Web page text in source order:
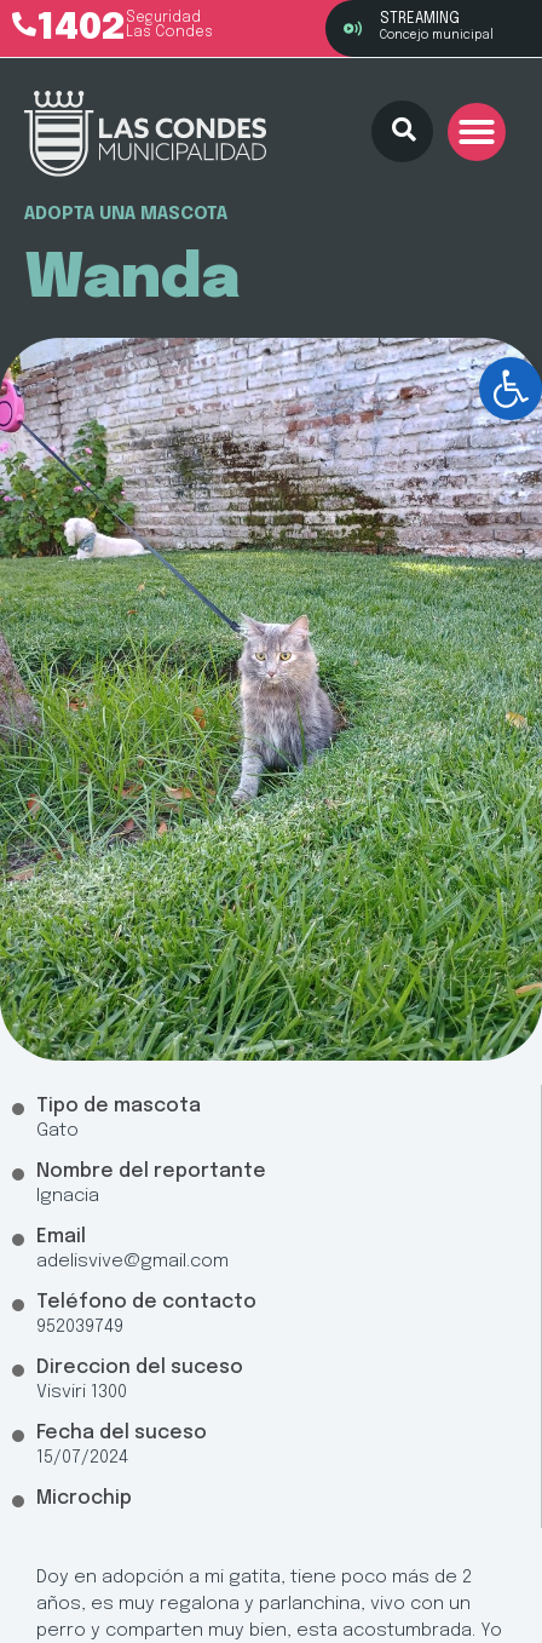
1402 Seguridad
Las Condes
STREAMING
Concejo municipal
ADOPTA UNA MASCOTA
Wanda
Tipo de mascota
Gato
Nombre del reportante
Ignacia
Email
adelisvive@gmail.com
Teléfono de contacto
952039749
Direccion del suceso
Visviri 1300
Fecha del suceso
15/07/2024
Microchip
Doy en adopción a mi gatita, tiene poco más de 2
años, es muy regalona y parlanchina, vivo con un
perro y comparten muy bien, esta acostumbrada. Yo